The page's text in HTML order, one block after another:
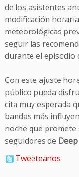
de los asistentes
modificación
meteorológicas
seguir las
durante el episodio
Con este ajuste
público pueda
cita muy esperada
bandas más
noche que promete
seguidores de
Tweeteanos